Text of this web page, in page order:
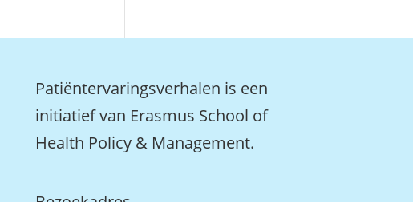
Patiëntervaringsverhalen is een
initiatief van Erasmus School of
Health Policy & Management.